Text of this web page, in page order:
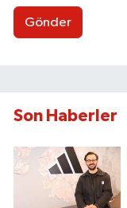
Gönder
Son Haberler